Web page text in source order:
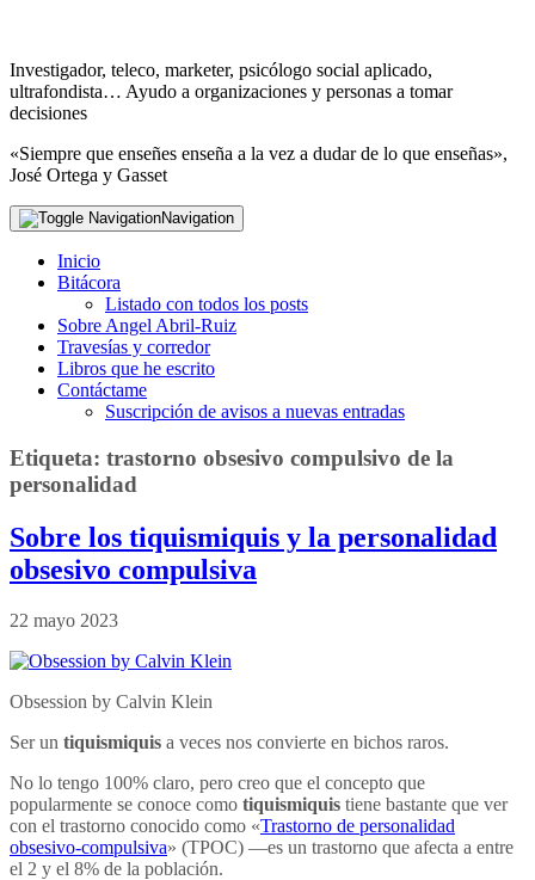
Investigador, teleco, marketer, psicólogo social aplicado,
ultrafondista… Ayudo a organizaciones y personas a tomar
decisiones
«Siempre que enseñes enseña a la vez a dudar de lo que enseñas»,
José Ortega y Gasset
Navigation
Inicio
Bitácora
Listado con todos los posts
Sobre Angel Abril-Ruiz
Travesías y corredor
Libros que he escrito
Contáctame
Suscripción de avisos a nuevas entradas
Etiqueta: trastorno obsesivo compulsivo de la
personalidad
Sobre los tiquismiquis y la personalidad
obsesivo compulsiva
22 mayo 2023
Obsession by Calvin Klein
Ser un tiquismiquis a veces nos convierte en bichos raros.
No lo tengo 100% claro, pero creo que el concepto que
popularmente se conoce como tiquismiquis tiene bastante que ver
con el trastorno conocido como «Trastorno de personalidad
obsesivo-compulsiva» (TPOC) —es un trastorno que afecta a entre
el 2 y el 8% de la población.